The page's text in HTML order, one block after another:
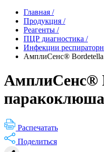
Главная /
Продукция /
Реагенты /
ПЦР диагностика /
Инфекции
АмплиСенс®
АмплиСенс®
паракоклюша
Распечатать
Поделиться